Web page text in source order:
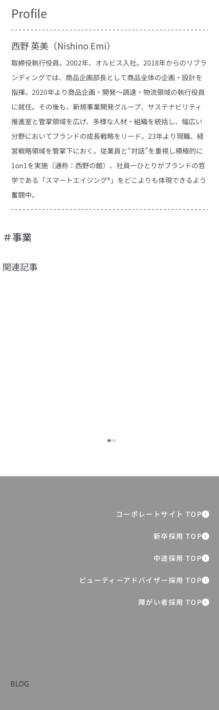
Profile
西野 英美（Nishino Emi）
取締役執行役員。2002年、オルビス入社。2018年からのリブラ
ンディングでは、商品企画部長として商品全体の企画・設計を
指揮。2020年より商品企画・開発～調達・物流領域の執行役員
に就任。その後も、新規事業開発グループ、サステナビリティ
推進室と管掌領域を広げ、多様な人材・組織を統括し、幅広い
分野においてブランドの成長戦略をリード。23年より現職、経
営戦略領域を管掌下におく。従業員と“対話”を重視し積極的に
1on1を実施（通称：西野の館）、社員一ひとりがブランドの哲
学である「スマートエイジング®」をどこよりも体現できるよう
奮闘中。
＃事業
関連記事
新卒6年目マネジャーが切り拓く“生涯ブ
BLOG
障がい者採用 TOP